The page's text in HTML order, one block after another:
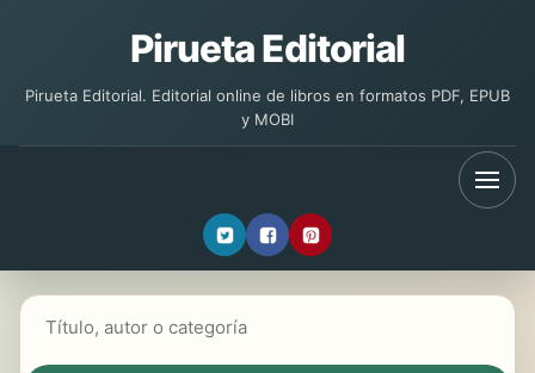
Pirueta Editorial
Pirueta Editorial. Editorial online de libros en formatos PDF, EPUB
y MOBI